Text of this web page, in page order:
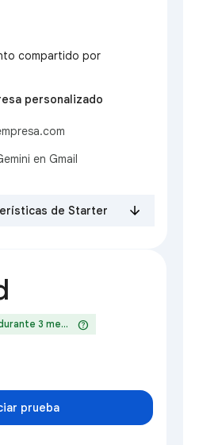
compartido por
personalizado
en Gmail
de Starter
3 meseshelp
prueba